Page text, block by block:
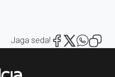
Jaga seda!